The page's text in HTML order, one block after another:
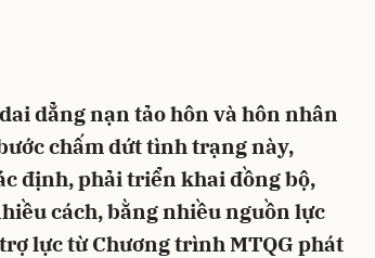
dẳng nạn tảo hôn và hôn nhân
chấm dứt tình trạng này,
định, phải triển khai đồng bộ,
cách, bằng nhiều nguồn lực
lực từ Chương trình MTQG phát